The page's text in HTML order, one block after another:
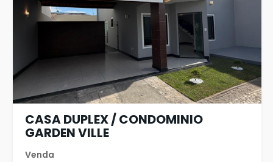
CASA DUPLEX / CONDOMINIO
GARDEN VILLE
Venda